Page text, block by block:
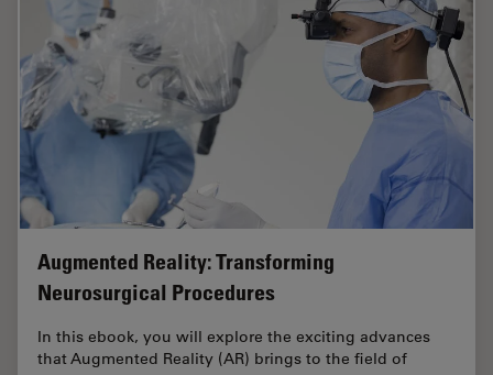
Augmented Reality: Transforming
Neurosurgical Procedures
In this ebook, you will explore the exciting advances
that Augmented Reality (AR) brings to the field of